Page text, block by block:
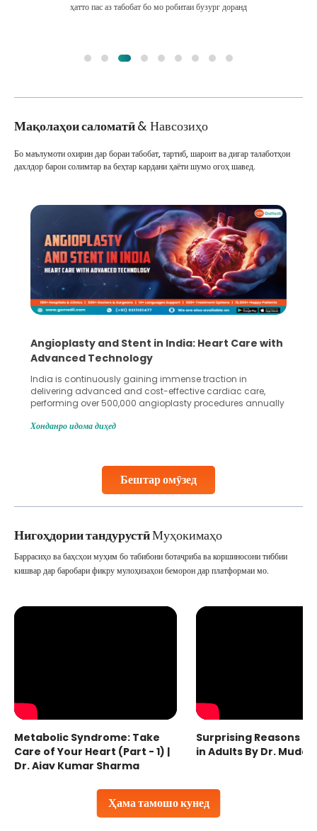
ҳатто пас аз табобат бо мо робитаи бузург доранд
Мақолаҳои саломатӣ& Навсозиҳо
Бештар омӯзед
Бо маълумоти охирин дар бораи табобат, тартиб, шароит ва дигар талаботҳои
дахлдор барои солимтар ва беҳтар кардани ҳаёти шумо огоҳ шавед.
Angioplasty and Stent in India: Heart Care with
Advanced Technology
India is continuously gaining immense traction in
delivering advanced and cost-effective cardiac care,
performing over 500,000 angioplasty procedures annually
globe are searching for treatments like angioplasty and
Studies, such as one published
Хонданро идома диҳед
Нигоҳдории тандурустӣМуҳокимаҳо
Ҳама тамошо кунед
Баррасиҳо ва баҳсҳои муҳим бо табибони ботаҷриба ва коршиносони тиббии
кишвар дар баробари фикру мулоҳизаҳои беморон дар платформаи мо.
Metabolic Syndrome: Take
Care of Your Heart (Part - 1) |
Dr. Ajay Kumar Sharma
Surprising Reasons
in Adults By Dr.